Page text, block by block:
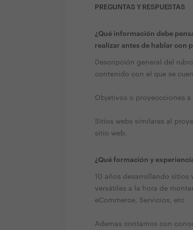
PREGUNTAS Y RESPUESTAS
¿Qué información debe
realizar antes de hablar con
Descripción general del
contenido con el que se
Objetivos o proyeccciones
Sitios webs similares al
sitio web.
¿Qué formación y
10 años desarrollando sitios
versátiles a la hora de
eCommerce, Servicios, etc
Ademas contamos con